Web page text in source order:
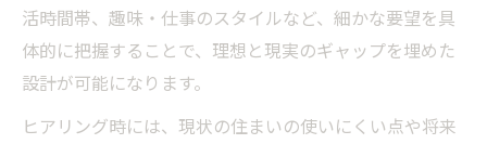
活時間帯、趣味・仕事のスタイルなど、細かな要望を具
体的に把握することで、理想と現実のギャップを埋めた
設計が可能になります。
ヒアリング時には、現状の住まいの使いにくい点や将来